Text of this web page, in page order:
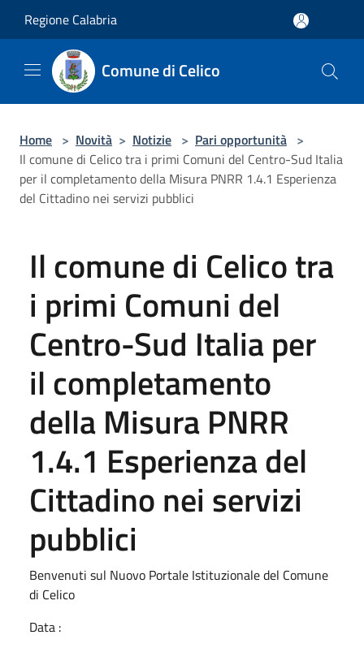
Regione Calabria
Comune di Celico
Home > Novità > Notizie > Pari opportunità >
Il comune di Celico tra i primi Comuni del Centro-Sud Italia
per il completamento della Misura PNRR 1.4.1 Esperienza
del Cittadino nei servizi pubblici
Il comune di Celico tra
i primi Comuni del
Centro-Sud Italia per
il completamento
della Misura PNRR
1.4.1 Esperienza del
Cittadino nei servizi
pubblici
Benvenuti sul Nuovo Portale Istituzionale del Comune
di Celico
Data :